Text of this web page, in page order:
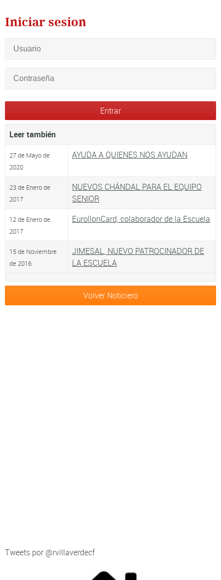
Iniciar sesion
Leer también
27 de Mayo de
2020
AYUDA A QUIENES NOS AYUDAN
23 de Enero de
2017
NUEVOS CHÁNDAL PARA EL EQUIPO
SENIOR
12 de Enero de
2017
EurollonCard, colaborador de la Escuela
15 de Noviembre
de 2016
JIMESAL, NUEVO PATROCINADOR DE
LA ESCUELA
Volver Noticiero
Tweets por @rvillaverdecf